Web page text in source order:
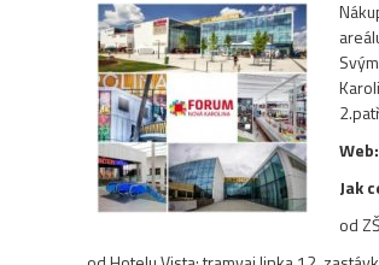
Web:
Jak
od